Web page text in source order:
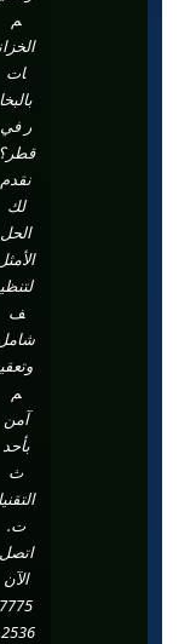
الخزان
ات
بالبخا
ر في
قطر؟
نقدم
لك
الحل
الأمثل
لتنظي
ف
شامل
وتعقي
آمن
بأحد
التقنيا
ت.
اتصل
الآن
7775
2536.